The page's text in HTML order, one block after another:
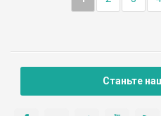
Станьте